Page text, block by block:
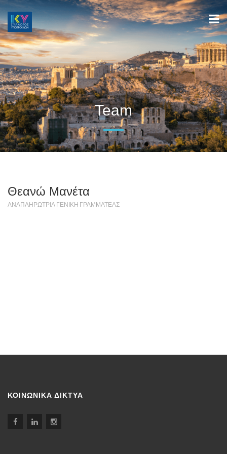
Team
Θεανώ Μανέτα
ΑΝΑΠΛΗΡΏΤΡΙΑ ΓΕΝΙΚΉ ΓΡΑΜΜΑΤΈΑΣ
ΚΟΙΝΩΝΙΚΑ ΔΙΚΤΥΑ